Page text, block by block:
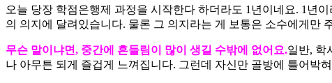
오늘 당장 학점은행제 과정을 시작한다 하더라도 1년이네요. 1년
의 의지에 달려있습니다. 물론 그 의지라는 게 보통은 소수에게만
무슨 말이냐면, 중간에 흔들림이 많이 생길 수밖에 없어요.일반, 학
나 아무튼 되게 즐겁게 느껴집니다. 그런데 자신만 골방에 틀어박